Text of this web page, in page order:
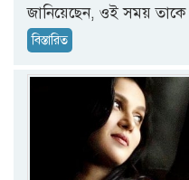
জানিয়েছেন, ওই সময়
বিস্তারিত